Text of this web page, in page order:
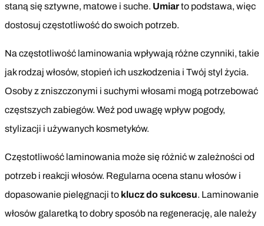
staną się sztywne, matowe i suche. Umiarto podstawa, więc
dostosuj częstotliwość do swoich potrzeb.
Na częstotliwość laminowania wpływają różne czynniki, takie
jak rodzaj włosów, stopień ich uszkodzenia i Twój styl życia.
Osoby z zniszczonymi i suchymi włosami mogą potrzebować
częstszych zabiegów. Weź pod uwagę wpływ pogody,
stylizacji i używanych kosmetyków.
Częstotliwość laminowania może się różnić w zależności od
potrzeb i reakcji włosów. Regularna ocena stanu włosów i
dopasowanie pielęgnacji to klucz do sukcesu. Laminowanie
włosów galaretką to dobry sposób na regenerację, ale należy